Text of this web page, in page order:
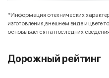
*Информация о технических
изготовления, внешнем виде и цвете
основывается на последних
Дорожный рейтинг